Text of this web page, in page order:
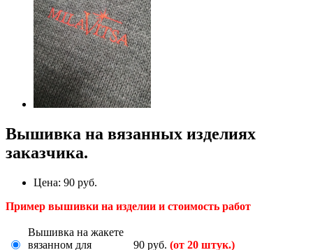
Вышивка на вязанных изделиях
заказчика.
Цена: 90 руб.
Пример вышивки на изделии и стоимость работ
Вышивка на жакете
вязанном для
90 руб. (от 20 штук.)